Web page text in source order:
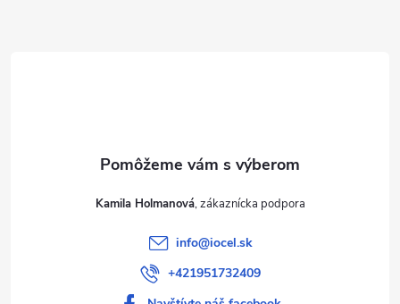
Kamila Holmanová
info@iocel.sk
+421951732409